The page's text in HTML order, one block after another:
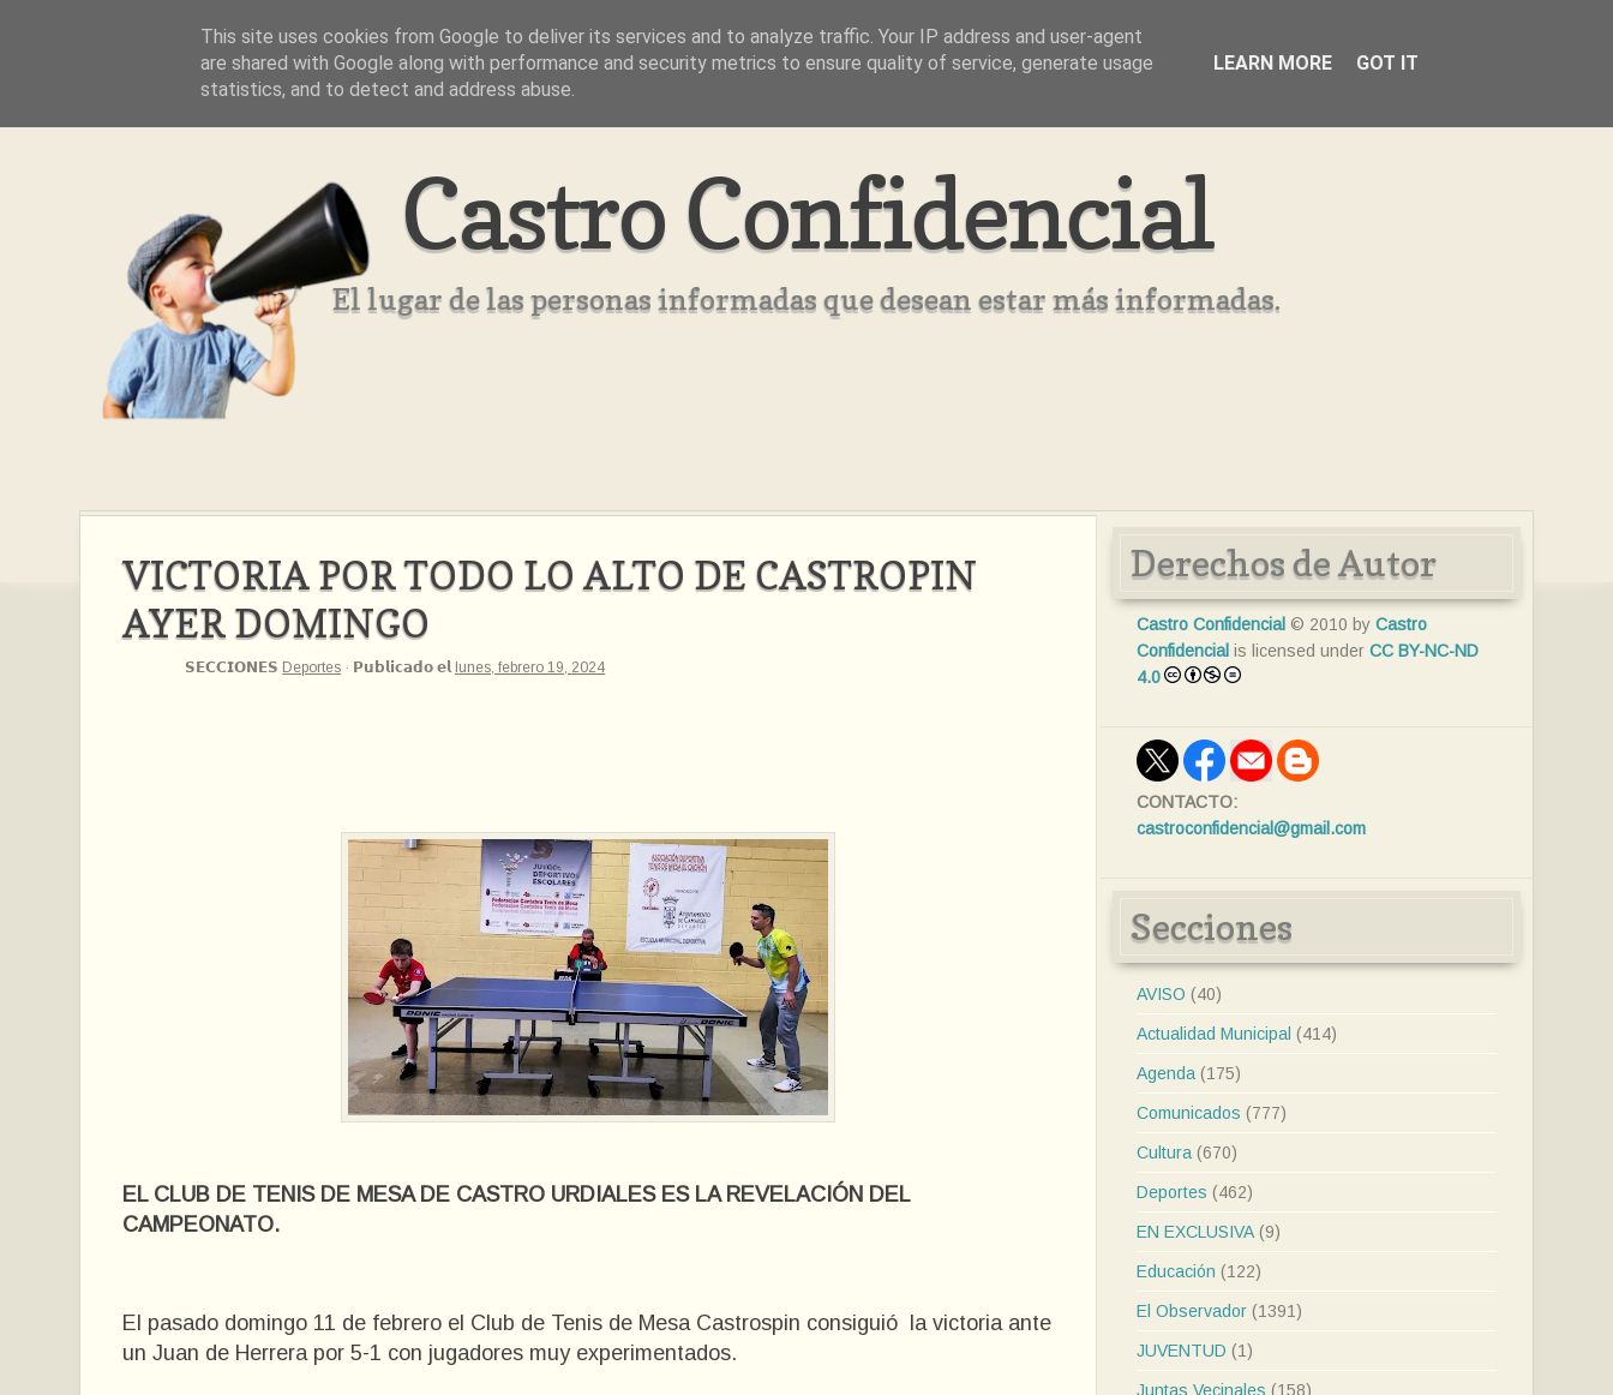
Aviso Legal Quienes Somos ??
Castro Confidencial
El lugar de las personas informadas que desean estar más informadas.
VICTORIA POR TODO LO ALTO DE CASTROPIN
AYER DOMINGO
𝗦𝗘𝗖𝗖𝗜𝗢𝗡𝗘𝗦 Deportes · 𝗣𝘂𝗯𝗹𝗶𝗰𝗮𝗱𝗼 𝗲𝗹 lunes, febrero 19, 2024
EL CLUB DE TENIS DE MESA DE CASTRO URDIALES ES LA REVELACIÓN DEL
CAMPEONATO.
El pasado domingo 11 de febrero el Club de Tenis de Mesa Castrospin consiguió la victoria ante
un Juan de Herrera por 5-1 con jugadores muy experimentados.
Derechos de Autor
Castro Confidencial © 2010 by Castro
Confidencial is licensed under CC BY-NC-ND
4.0
CONTACTO:
castroconfidencial@gmail.com
Secciones
AVISO (40)
Actualidad Municipal (414)
Agenda (175)
Comunicados (777)
Cultura (670)
Deportes (462)
EN EXCLUSIVA (9)
Educación (122)
El Observador (1391)
JUVENTUD (1)
Juntas Vecinales (158)
This site uses cookies from Google to deliver its services and to analyze traffic. Your IP address and user-agent
are shared with Google along with performance and security metrics to ensure quality of service, generate usage
statistics, and to detect and address abuse.
LEARN MORE GOT IT